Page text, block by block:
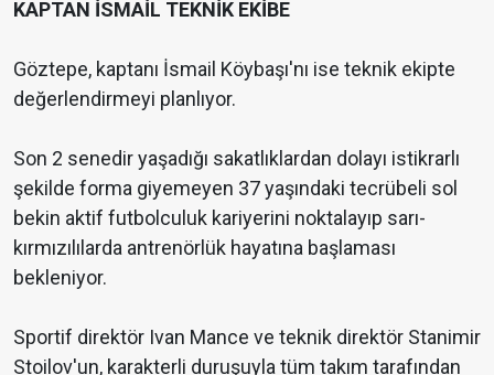
KAPTAN İSMAİL TEKNİK EKİBE
Göztepe, kaptanı İsmail Köybaşı'nı ise teknik ekipte
değerlendirmeyi planlıyor.
Son 2 senedir yaşadığı sakatlıklardan dolayı istikrarlı
şekilde forma giyemeyen 37 yaşındaki tecrübeli sol
bekin aktif futbolculuk kariyerini noktalayıp sarı-
kırmızılılarda antrenörlük hayatına başlaması
bekleniyor.
Sportif direktör Ivan Mance ve teknik direktör Stanimir
Stoilov'un, karakterli duruşuyla tüm takım tarafından